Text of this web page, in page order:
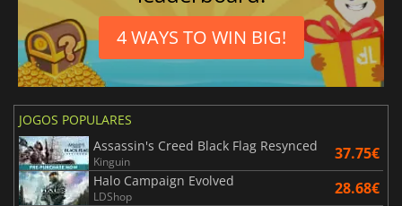
4 WAYS TO WIN BIG!
JOGOS POPULARES
Assassin's Creed Black Flag Resynced
Kinguin 37.75€
Halo Campaign Evolved
LDShop 28.68€